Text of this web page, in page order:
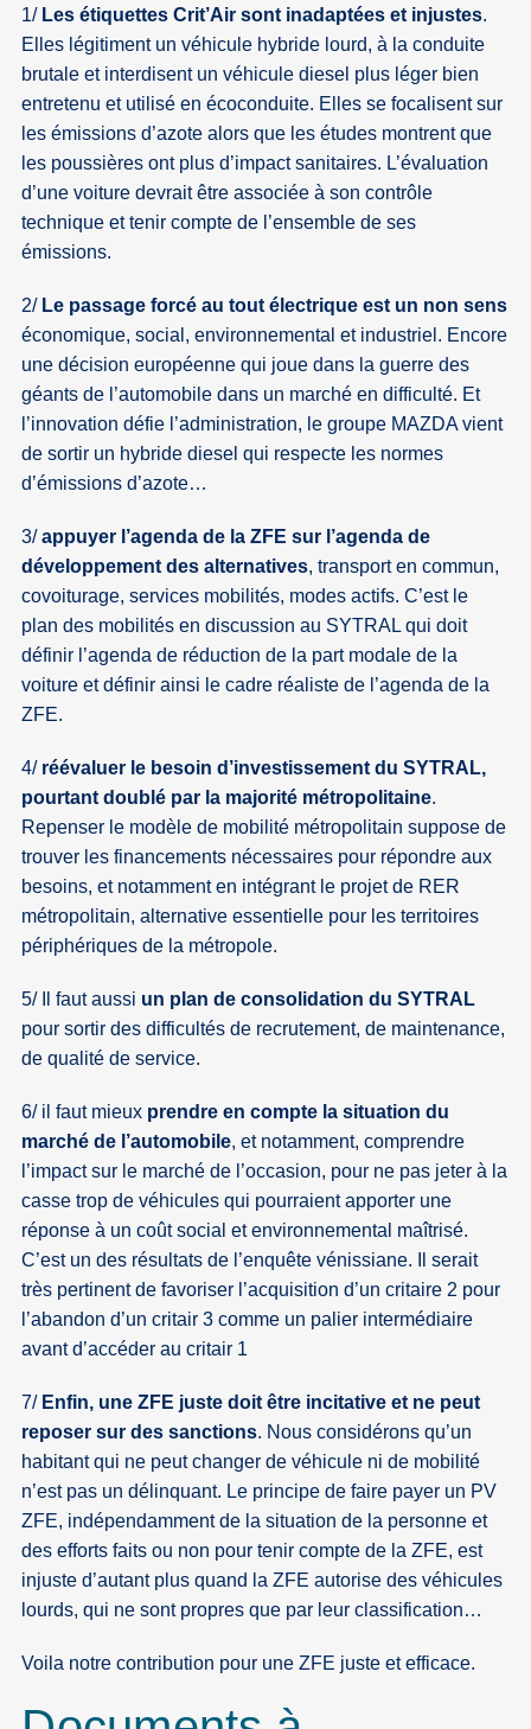
1/Les étiquettes Crit’Air sont inadaptées et injustes.
Elles légitiment un véhicule hybride lourd, à la conduite
brutale et interdisent un véhicule diesel plus léger bien
entretenu et utilisé en écoconduite. Elles se focalisent sur
les émissions d’azote alors que les études montrent que
les poussières ont plus d’impact sanitaires. L’évaluation
d’une voiture devrait être associée à son contrôle
technique et tenir compte de l’ensemble de ses
émissions.
2/ Le passage forcé au tout électrique est un non sens
économique, social, environnemental et industriel. Encore
une décision européenne qui joue dans la guerre des
géants de l’automobile dans un marché en difficulté. Et
l’innovation défie l’administration, le groupe MAZDA vient
de sortir un hybride diesel qui respecte les normes
d’émissions d’azote…
3/appuyer l’agenda de la ZFE sur l’agenda de
développement des alternatives, transport en commun,
covoiturage, services mobilités, modes actifs. C’est le
plan des mobilités en discussion au SYTRAL qui doit
définir l’agenda de réduction de la part modale de la
voiture et définir ainsi le cadre réaliste de l’agenda de la
ZFE.
4/ réévaluer le besoin d’investissement du SYTRAL,
pourtant doublé par la majorité métropolitaine.
Repenser le modèle de mobilité métropolitain suppose de
trouver les financements nécessaires pour répondre aux
besoins, et notamment en intégrant le projet de RER
métropolitain, alternative essentielle pour les territoires
périphériques de la métropole.
5/ Il faut aussi un plan de consolidation du SYTRAL
pour sortir des difficultés de recrutement, de maintenance,
de qualité de service.
6/ il faut mieux prendre en compte la situation du
marché de l’automobile, et notamment, comprendre
l’impact sur le marché de l’occasion, pour ne pas jeter à la
casse trop de véhicules qui pourraient apporter une
réponse à un coût social et environnemental maîtrisé.
C’est un des résultats de l’enquête vénissiane. Il serait
très pertinent de favoriser l’acquisition d’un critaire 2 pour
l’abandon d’un critair 3 comme un palier intermédiaire
avant d’accéder au critair 1
7/ Enfin, une ZFE juste doit être incitative et ne peut
reposer sur des sanctions. Nous considérons qu’un
habitant qui ne peut changer de véhicule ni de mobilité
n’est pas un délinquant. Le principe de faire payer un PV
ZFE, indépendamment de la situation de la personne et
des efforts faits ou non pour tenir compte de la ZFE, est
injuste d’autant plus quand la ZFE autorise des véhicules
lourds, qui ne sont propres que par leur classification…
Voila notre contribution pour une ZFE juste et efficace.